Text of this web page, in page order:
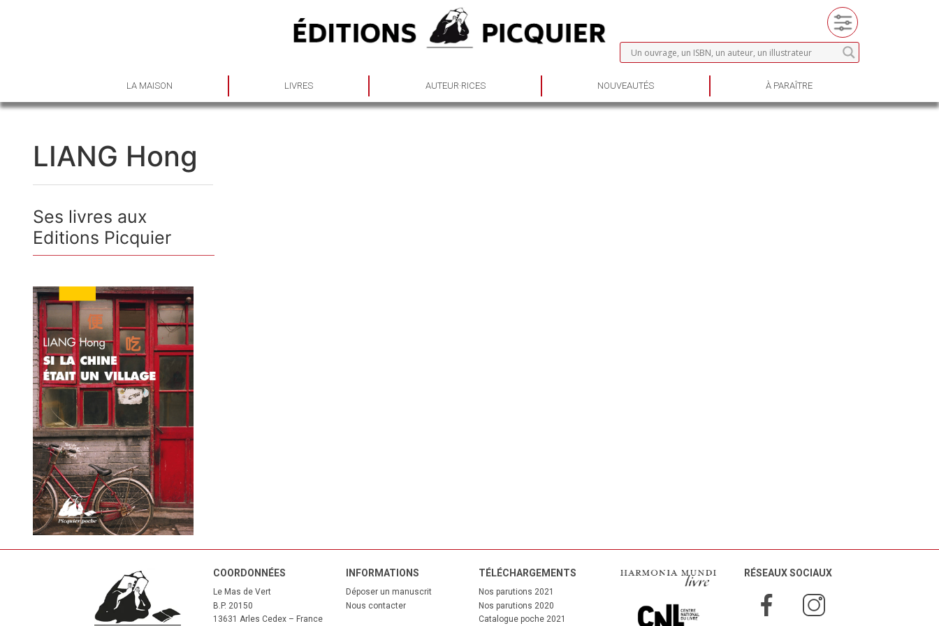
LA MAISON LIVRES AUTEUR·RICES NOUVEAUTÉS À PARAÎTRE
LIANG Hong
Ses livres aux
Editions Picquier
COORDONNÉES
Le Mas de Vert
B.P. 20150
13631 Arles Cedex – France
INFORMATIONS
Déposer un manuscrit
Nous contacter
TÉLÉCHARGEMENTS
Nos parutions 2021
Nos parutions 2020
Catalogue poche 2021
RÉSEAUX SOCIAUX